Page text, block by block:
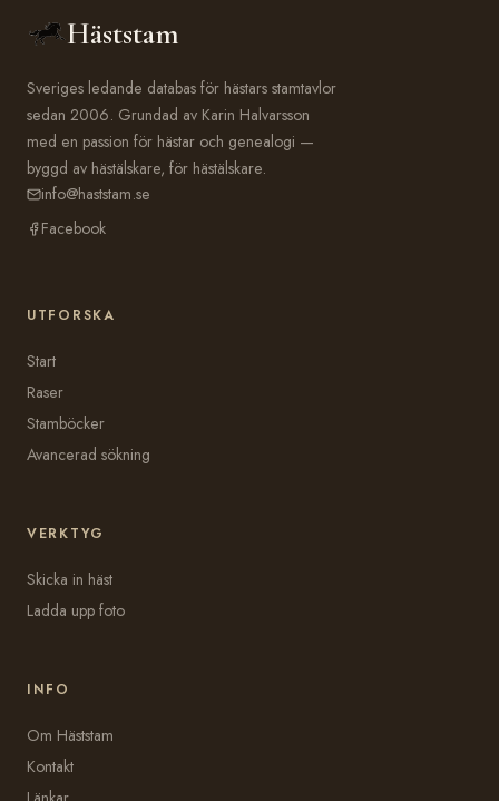
Häststam
Sveriges ledande databas för hästars stamtavlor
sedan 2006. Grundad av Karin Halvarsson
med en passion för hästar och genealogi —
byggd av hästälskare, för hästälskare.
info@haststam.se
Facebook
UTFORSKA
Start
Raser
Stamböcker
Avancerad sökning
VERKTYG
Skicka in häst
Ladda upp foto
INFO
Om Häststam
Kontakt